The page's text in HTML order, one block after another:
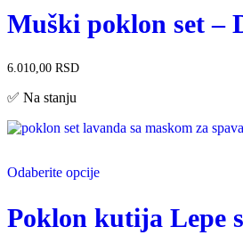
Muški poklon set –
6.010,00 RSD
✅ Na stanju
Odaberite opcije
Poklon kutija Lepe